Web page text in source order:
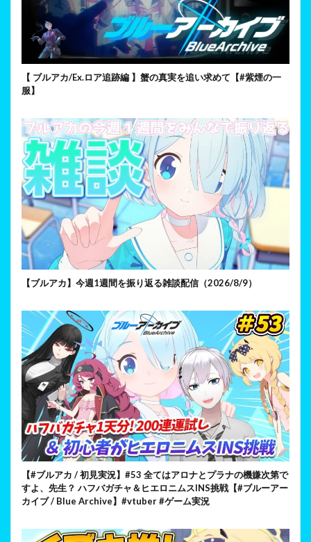
【 ブルアカ/Ex.ロア追跡編 】蟹の真実を追い求めて【#紫煙の一
服】
【ブルアカ】今週1週間を振り返る雑談配信（2026/8/9）
【#ブルアカ / 初見実況】#53 全てはアロナとプラナの機嫌次第で
すよ、先生？ ハフバガチャ＆ヒエロニムスINS挑戦【#ブルーアー
カイブ / Blue Archive】#vtuber #ゲーム実況